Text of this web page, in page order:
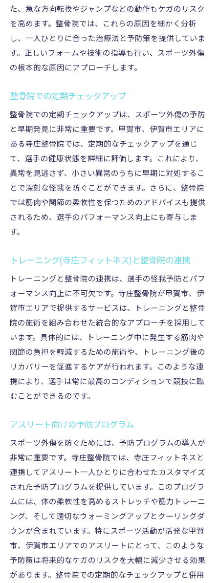
た、急な方向転換やジャンプなどの動作もケガのリスク
を高めます。整骨院では、これらの原因を細かく分析
し、一人ひとりに合った治療法と予防策を提供していま
す。正しいフォームや技術の指導も行い、スポーツ外傷
の根本的な原因にアプローチします。
整骨院での定期チェックアップ
整骨院での定期チェックアップは、スポーツ外傷の予防
と早期発見に非常に重要です。甲賀市、伊賀市エリアに
ある寺庄整骨院では、定期的なチェックアップを通じ
て、選手の健康状態を詳細に評価します。これにより、
異常を見逃さず、小さい異常のうちに早期に対処するこ
とで深刻な怪我を防ぐことができます。さらに、整骨院
では筋肉や関節の柔軟性を保つためのアドバイスも提供
されるため、選手のパフォーマンス向上にも寄与しま
す。
トレーニング(寺庄フィットネス)と整骨院の連携
トレーニングと整骨院の連携は、選手の怪我予防とパフ
ォーマンス向上に不可欠です。寺庄整骨院が甲賀市、伊
賀市エリアで提供するサービスは、トレーニングと整骨
院の施術を組み合わせた統合的なアプローチを採用して
います。具体的には、トレーニング中に発生する筋肉や
関節の負担を軽減するための施術や、トレーニング後の
リカバリーを促進するケアが行われます。このような連
携により、選手は常に最高のコンディションで競技に臨
むことができるのです。
アスリート向けの予防プログラム
スポーツ外傷を防ぐためには、予防プログラムの導入が
非常に重要です。寺庄整骨院では、寺庄フィットネスと
連携してアスリート一人ひとりに合わせたカスタマイズ
された予防プログラムを提供しています。このプログラ
ムには、体の柔軟性を高めるストレッチや筋力トレーニ
ング、そして適切なウォーミングアップとクーリングダ
ウンが含まれています。特にスポーツ活動が活発な甲賀
市、伊賀市エリアでのアスリートにとって、このような
予防策は将来的なケガのリスクを大幅に減少させる効果
があります。整骨院での定期的なチェックアップと併用